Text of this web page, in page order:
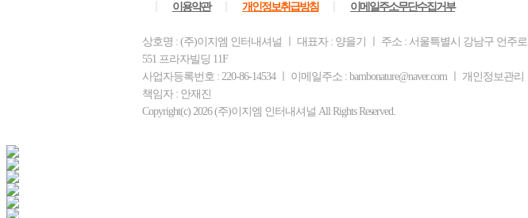
이용약관 개인정보취급방침 이메일주소무단수집거부
상호명 : (주)이지엠 인터내셔널 ㅣ 대표자 : 양을기 ㅣ 주소 : 서울특별시 강남구 언주로
551 프라자빌딩 11F
사업자등록번호 : 220-86-14534 ㅣ 이메일주소 : bambonature@naver.com ㅣ 개인정보관리
책임자 : 안재진
Copyright(c) 2026 (주)이지엠 인터내셔널 All Rights Reserved.